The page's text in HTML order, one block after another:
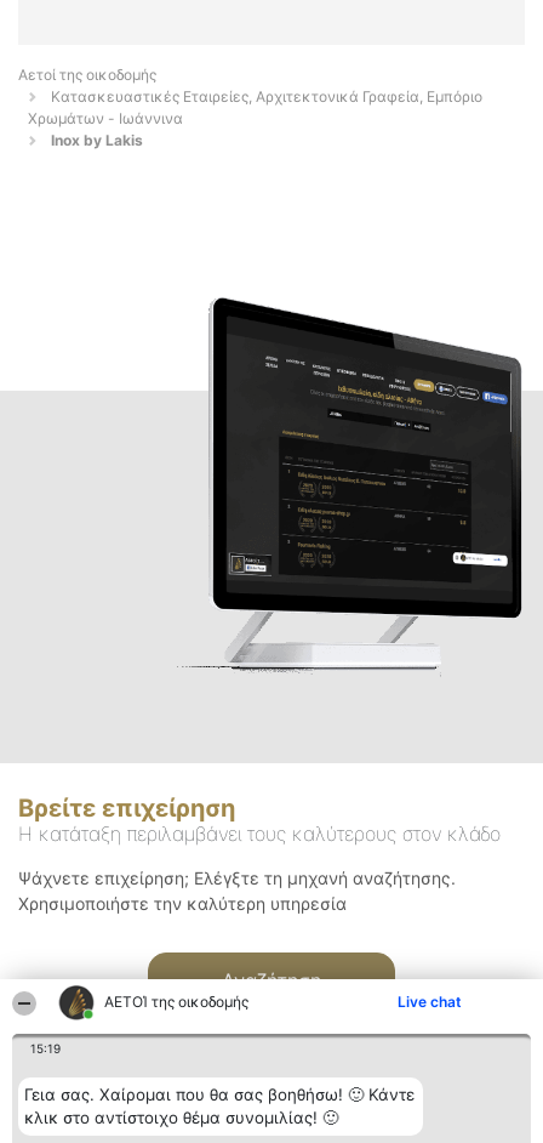
ΑΕΤΟΊ της οικοδομής Live chat
15:19
Γεια σας. Χαίρομαι που θα σας βοηθήσω! 🙂 Κάντε
κλικ στο αντίστοιχο θέμα συνομιλίας! 🙂
Αετοί της οικοδομής
Κατασκευαστικές Εταιρείες, Αρχιτεκτονικά Γραφεία, Εμπόριο
Χρωμάτων - Ιωάννινα
Inox by Lakis
Βρείτε επιχείρηση
Η κατάταξη περιλαμβάνει τους καλύτερους στον κλάδο
Ψάχνετε επιχείρηση; Ελέγξτε τη μηχανή αναζήτησης.
Χρησιμοποιήστε την καλύτερη υπηρεσία
Αναζήτηση